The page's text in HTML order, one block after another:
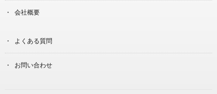
会社概要
よくある質問
お問い合わせ